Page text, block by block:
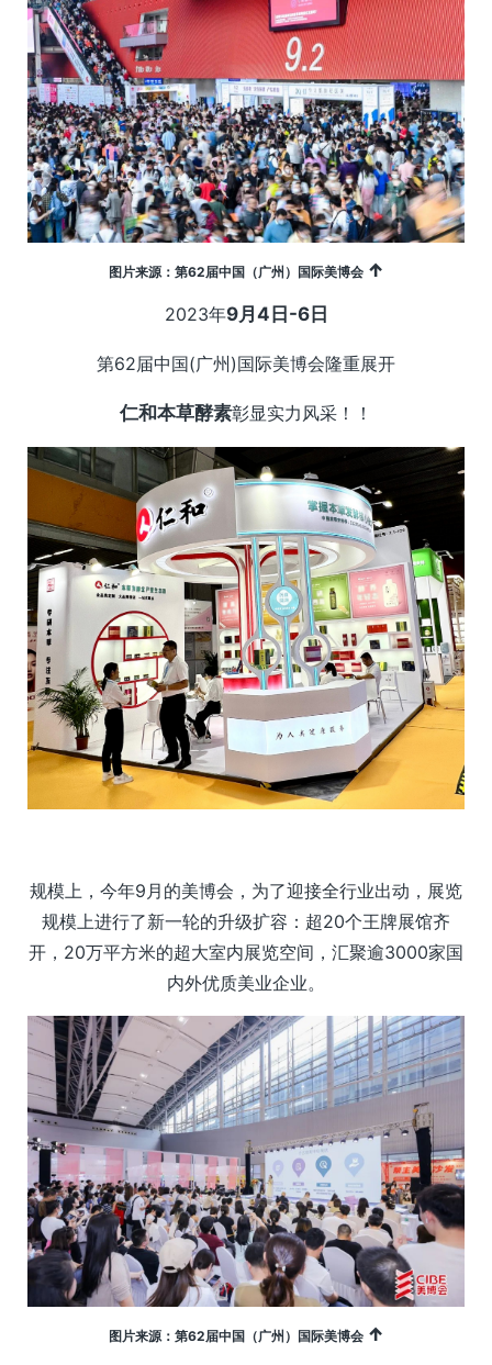
图片来源：第62届中国（广州）国际美博会 ↑
2023年9月4日-6日
第62届中国(广州)国际美博会隆重展开
仁和本草酵素彰显实力风采！！
规模上，今年9月的美博会，为了迎接全行业出动，展览
规模上进行了新一轮的升级扩容：超20个王牌展馆齐
开，20万平方米的超大室内展览空间，汇聚逾3000家国
内外优质美业企业。
图片来源：第62届中国（广州）国际美博会 ↑